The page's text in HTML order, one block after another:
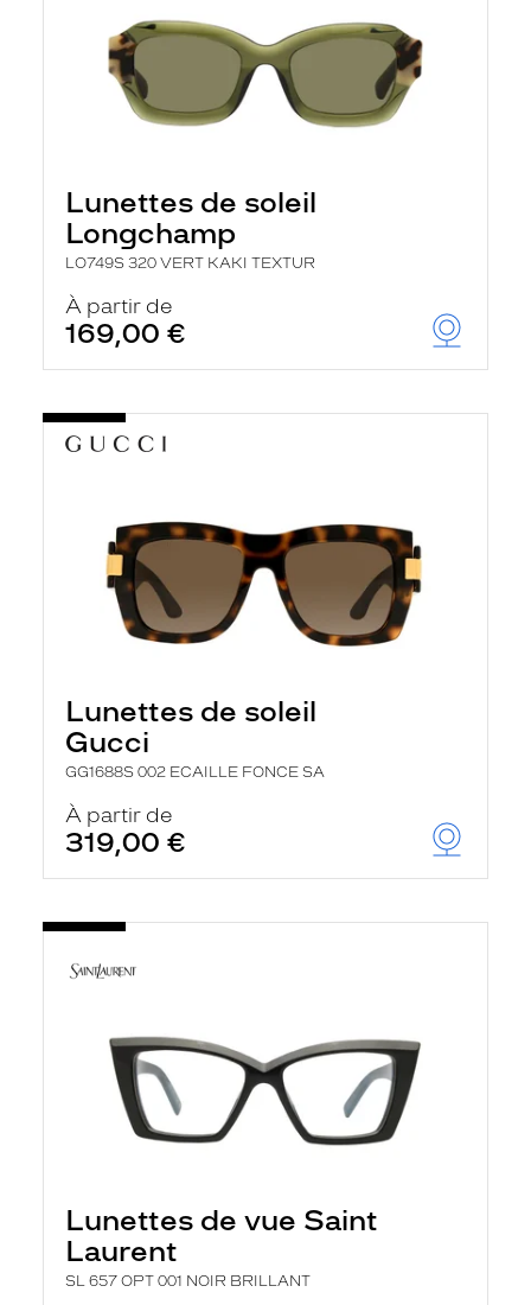
Lunettes de soleil
Longchamp
LO749S 320 VERT KAKI TEXTUR
À partir de
169,00 €
Lunettes de soleil
Gucci
GG1688S 002 ECAILLE FONCE SA
À partir de
319,00 €
Lunettes de vue Saint
Laurent
SL 657 OPT 001 NOIR BRILLANT